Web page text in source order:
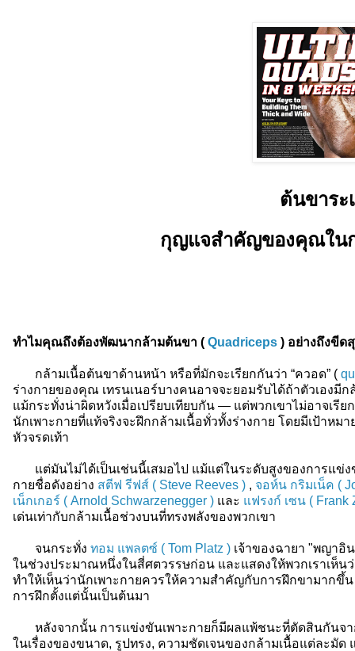
ต้นขาระ
กุญแจสำคัญของคุณใน
ทำไมคุณถึงต้องพัฒนากล้ามต้นขา ( Quadriceps ) อย่างถึงขีด
กล้ามเนื้อต้นขาด้านหน้า หรือที่มักจะเรียกกันว่า “ควอด” (
ร่างกายของคุณ เทรนเนอร์บางคนอาจจะยอมรับได้ถ้าตัวเอง
แม้กระทั่งน่าผิดหวังเมื่อเปรียบเทียบกัน — แต่พวกเขาไม่อาจเรีย
นักเพาะกายที่แท้จริงจะฝึกกล้ามเนื้อทั่วทั้งร่างกาย โดยมีเป้าห
หัวจรดเท้า
แต่มันไม่ได้เป็นเช่นนี้เสมอไป แม้แต่ในระดับสูงของการแข่ง
กายชื่อดังอย่าง สตีฟ รีฟส์ ( Steve Reeves ) , จอห์น กริมเน็ค (
เน็กเกอร์ ( Arnold Schwarzenegger ) และ แฟรงก์ เซน ( Frank
เด่นเท่ากับกล้ามเนื้อช่วงบนที่ทรงพลังของพวกเขา
จนกระทั่ง ทอม แพลตซ์ ( Tom Platz ) เจ้าของฉายา "พญาอิ
ในช่วงประมาณหนึ่งในสี่ศตวรรษก่อน และแสดงให้พวกเราเห็
ทำให้เห็นว่านักเพาะกายควรให้ความสำคัญกับการฝึกขามากขึ้
การฝึกตั้งแต่นั้นเป็นต้นมา
หลังจากนั้น การแข่งขันเพาะกายก็มีผลแพ้ชนะที่ตัดสินกันจา
ในเรื่องของขนาด, รูปทรง, ความชัดเจนของกล้ามเนื้อแต่ละมั